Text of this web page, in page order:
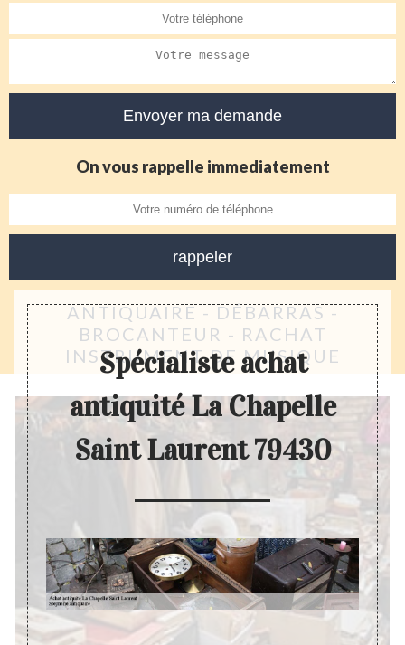
On vous rappelle immediatement
ANTIQUAIRE - DÉBARRAS -
BROCANTEUR - RACHAT
INSTRUMENT DE MUSIQUE
Spécialiste achat
antiquité La Chapelle
Saint Laurent 79430